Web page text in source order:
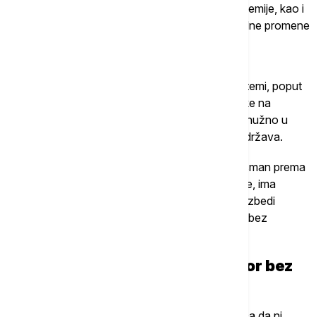
raspravlja i o budućem statusu rafinerije i Petrohemije, kao i
o načinu funkcionisanja sistema nakon eventualne promene
On upozorava da veliki regionalni energetski sistemi, poput
MOL-a, u slučaju akvizicije NIS-a, donose odluke na
osnovu sopstvenih korporativnih interesa, a ne nužno u
skladu sa nacionalnim potrebama pojedinačnih država.
„Velike kompanije raspoređuju proizvodnju i plasman prema
interesima cele korporacije. Srbija, s druge strane, ima
interes da rafinerija pokriva domaće tržište i obezbedi
energetsku sigurnost“, naveo je on, dodajući da bez
„Srbija nema manevarski prostor bez